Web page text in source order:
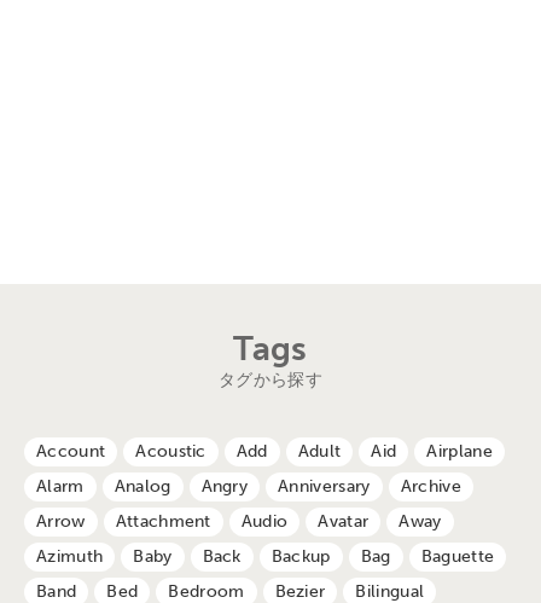
Tags
タグから探す
Account Acoustic Add Adult Aid
Airplane
Alarm
Analog Angry Anniversary
Archive
Arrow
Attachment Audio Avatar
Away
Azimuth
Baby Back Backup Bag
Baguette
Band
Bed Bedroom Bezier
Bilingual